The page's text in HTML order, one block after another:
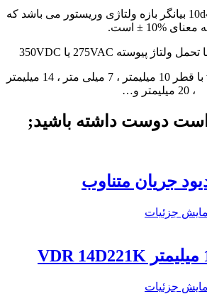
حرف K در انتهای 10d431k بیانگر بازه ولتاژی وریستور می باشد که
معنای %10 ± است.
خرید انواع وریستور vdr با قطر 10 میلیمتر ، 7 میلی متر ، 14 میلیمتر
، 20 میلیمتر و…
دوست داشته باشید;
جزئیات
جزئیات